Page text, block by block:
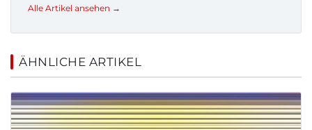
Alle Artikel ansehen →
ÄHNLICHE ARTIKEL